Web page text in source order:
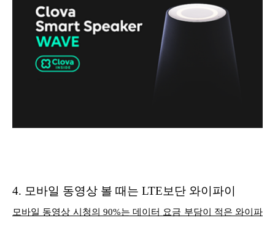
4. 모바일 동영상 볼 때는 LTE보단 와이파이
모바일 동영상 시청의 90%는 데이터 요금 부담이 적은 와이파